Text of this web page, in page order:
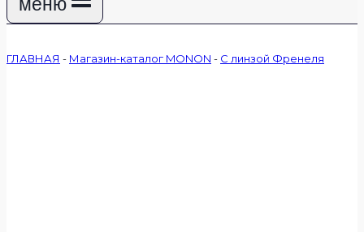
ГЛАВНАЯ - Магазин-каталог MONON - С линзой Френеля